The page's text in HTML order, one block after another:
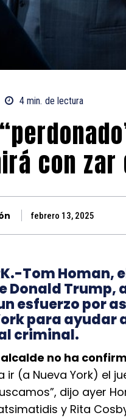
4 min. de lectura
con
febrero 13, 2025
Tom
Donald Trump,
esfuerzo por
para
criminal.
no ha
ir (a Nueva York) el
dijo ayer
y Rita